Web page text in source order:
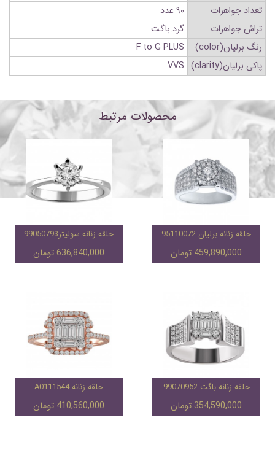
تعداد جواهرات
۹۰ عدد
تراش جواهرات
گرد.باگت
رنگ برلیان(color)
F to G PLUS
پاکی برلیان(clarity)
VVS
محصولات مرتبط
حلقه زنانه برلیان 95110072
459,890,000 تومان
حلقه زنانه سولیتر99050793
636,840,000 تومان
حلقه زنانه باگت 99070952
354,590,000 تومان
حلقه زنانه A0111544
410,560,000 تومان